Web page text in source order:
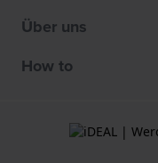
Über uns
How to